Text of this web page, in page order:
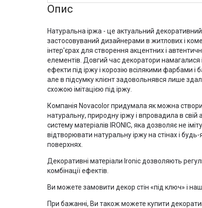
Опис
Натуральна іржа - це актуальний
застосовуваний дизайнерами в житлових і
інтер'єрах для створення акцентних і
елементів. Довгий час декоратори намагалися
ефекти під іржу і корозію всілякими фарбами і
але в підсумку клієнт задовольнявся лише
схожою імітацією під іржу.
Компанія Novacolor придумала як можна
натуральну, природну іржу і впровадила в свій
систему матеріалів IRONIC, яка дозволяє не
відтворювати натуральну іржу на стінах і будь-
поверхнях.
Декоративні матеріали Ironic дозволяють
комбінації ефектів.
Ви можете замовити декор стін «під ключ» і
При бажанні, Ви також можете купити